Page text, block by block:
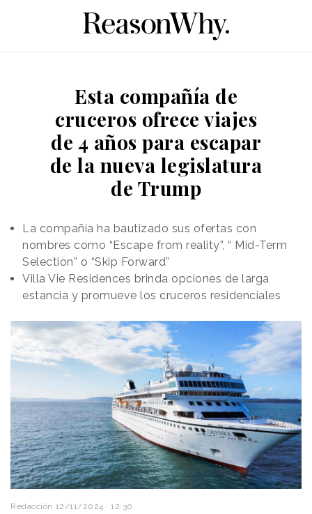
Esta compañía de
cruceros ofrece viajes
de 4 años para escapar
de la nueva legislatura
de Trump
La compañía ha bautizado sus ofertas con
nombres como “Escape from reality”, “ Mid-Term
Selection” o “Skip Forward”
Villa Vie Residences brinda opciones de larga
estancia y promueve los cruceros residenciales
Redacción 12/11/2024 · 12:30